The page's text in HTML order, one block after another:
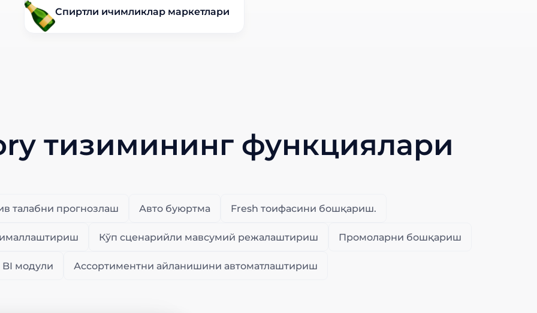
Спиртли ичимликлар маркетлари
тизимининг функциялари
талабни прогнозлаш Авто буюртма Fresh тоифасини бошқариш.
Кўп сценарийли мавсумий режалаштириш Промоларни бошқариш
модули Ассортиментни айланишини автоматлаштириш